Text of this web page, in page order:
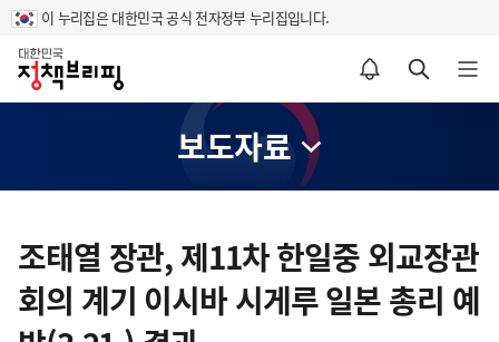
이 누리집은 대한민국 공식 전자정부 누리집입니다.
홈
알림설정 바로가기 검색 바로가기 메뉴 열기
보도자료
텐
츠
영
조태열 장관, 제11차 한일중 외교장관
회의 계기 이시바 시게루 일본 총리 예